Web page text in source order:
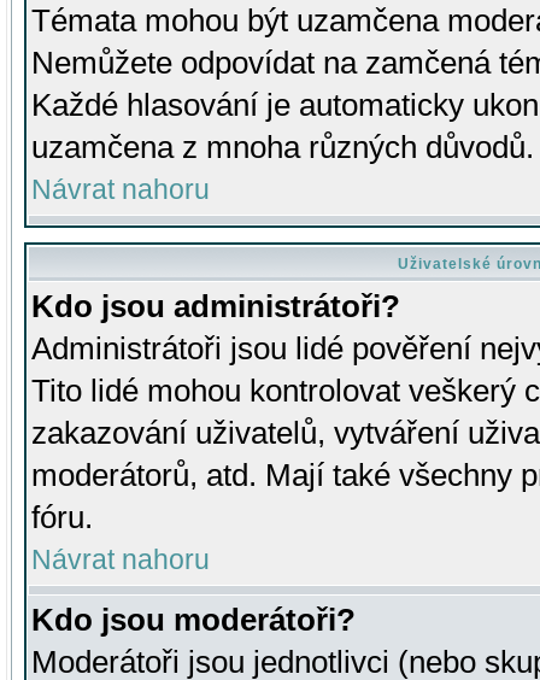
Témata mohou být uzamčena
Nemůžete odpovídat na zamčená
Každé hlasování je automaticky
uzamčena z mnoha různých důvodů.
Návrat nahoru
Uživatelské
Kdo jsou administrátoři?
Administrátoři jsou lidé pověření
Tito lidé mohou kontrolovat veškerý
zakazování uživatelů, vytváření
moderátorů, atd. Mají také všechny
fóru.
Návrat nahoru
Kdo jsou moderátoři?
Moderátoři jsou jednotlivci (nebo